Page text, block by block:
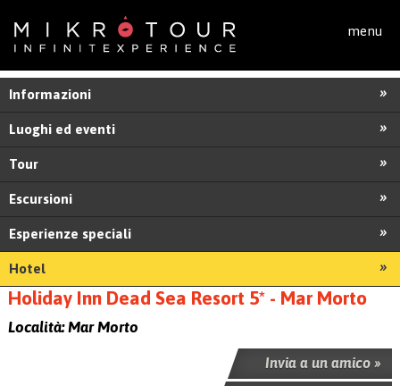
menu
Informazioni
Luoghi ed eventi
Tour
Escursioni
Esperienze speciali
Hotel
Holiday Inn Dead Sea Resort 5* - Mar Morto
Località:Mar Morto
Invia a un amico »